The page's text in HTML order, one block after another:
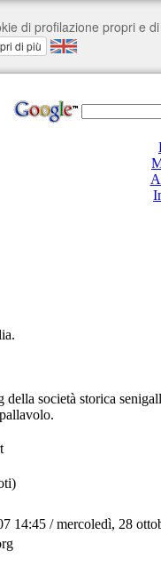
della società storica
14:45 / mercoledì, 28